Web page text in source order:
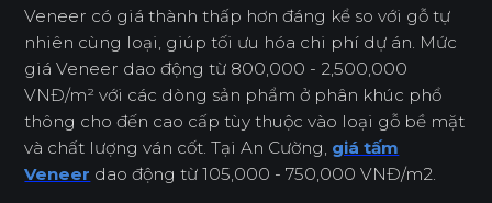
Veneer có giá thành thấp hơn đáng kể so với gỗ tự
nhiên cùng loại, giúp tối ưu hóa chi phí dự án. Mức
giá Veneer dao động từ 800,000 - 2,500,000
VNĐ/m² với các dòng sản phẩm ở phân khúc phổ
thông cho đến cao cấp tùy thuộc vào loại gỗ bề mặt
và chất lượng ván cốt. Tại An Cường, giá tấm
Veneer dao động từ 105,000 - 750,000 VNĐ/m2.